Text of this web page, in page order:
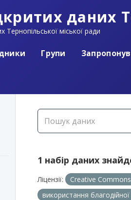
даних
Тернопільської міської ради
Групи
1 набір даних
Ліцензії: Creative
використання